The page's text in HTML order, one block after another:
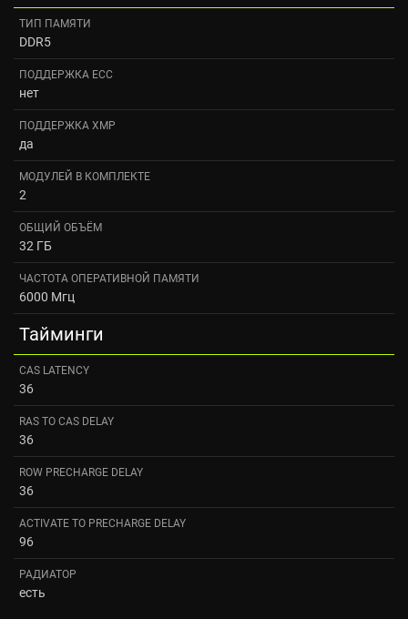
ТИП ПАМЯТИ
DDR5
ПОДДЕРЖКА ECC
нет
ПОДДЕРЖКА XMP
да
МОДУЛЕЙ В КОМПЛЕКТЕ
2
ОБЩИЙ ОБЪЁМ
32 ГБ
ЧАСТОТА ОПЕРАТИВНОЙ ПАМЯТИ
6000 Мгц
Тайминги
CAS LATENCY
36
RAS TO CAS DELAY
36
ROW PRECHARGE DELAY
36
ACTIVATE TO PRECHARGE DELAY
96
РАДИАТОР
есть